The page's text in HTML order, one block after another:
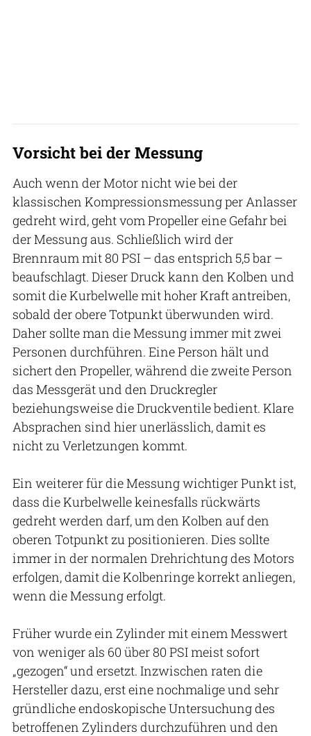
Vorsicht bei der Messung
Auch wenn der Motor nicht wie bei der
klassischen Kompressionsmessung per Anlasser
gedreht wird, geht vom Propeller eine Gefahr bei
der Messung aus. Schließlich wird der
Brennraum mit 80 PSI – das entsprich 5,5 bar –
beaufschlagt. Dieser Druck kann den Kolben und
somit die Kurbelwelle mit hoher Kraft antreiben,
sobald der obere Totpunkt überwunden wird.
Daher sollte man die Messung immer mit zwei
Personen durchführen. Eine Person hält und
sichert den Propeller, während die zweite Person
das Messgerät und den Druckregler
beziehungsweise die Druckventile bedient. Klare
Absprachen sind hier unerlässlich, damit es
nicht zu Verletzungen kommt.
Ein weiterer für die Messung wichtiger Punkt ist,
dass die Kurbelwelle keinesfalls rückwärts
gedreht werden darf, um den Kolben auf den
oberen Totpunkt zu positionieren. Dies sollte
immer in der normalen Drehrichtung des Motors
erfolgen, damit die Kolbenringe korrekt anliegen,
wenn die Messung erfolgt.
Früher wurde ein Zylinder mit einem Messwert
von weniger als 60 über 80 PSI meist sofort
„gezogen“ und ersetzt. Inzwischen raten die
Hersteller dazu, erst eine nochmalige und sehr
gründliche endoskopische Untersuchung des
betroffenen Zylinders durchzuführen und den